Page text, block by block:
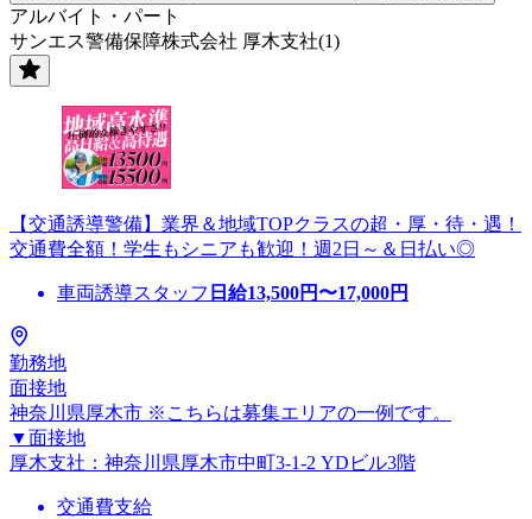
アルバイト・パート
サンエス警備保障株式会社 厚木支社(1)
【交通誘導警備】業界＆地域TOPクラスの超・厚・待・遇！
交通費全額！学生もシニアも歓迎！週2日～＆日払い◎
車両誘導スタッフ 日給13,500円〜17,000円
勤務地
面接地
神奈川県厚木市 ※こちらは募集エリアの一例です。
▼面接地
厚木支社：神奈川県厚木市中町3-1-2 YDビル3階
交通費支給